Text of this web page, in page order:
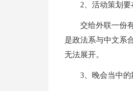
2、活动策划
交给外联一份
是政法系与中文系
无法展开。
3、晚会当中